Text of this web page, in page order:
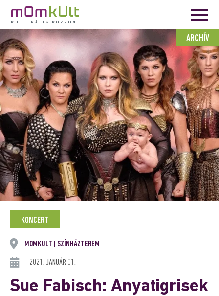
ARCHÍV
KONCERT
MOMKULT SZÍNHÁZTEREM
2021. JANUÁR 01.
Sue Fabisch: Anyatigrisek